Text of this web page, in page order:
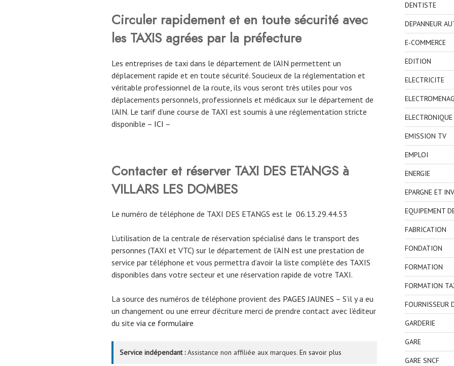
Circuler rapidement et en toute sécurité avec
les TAXIS agrées par la préfecture
Les entreprises de taxi dans le département de l’AIN permettent un
déplacement rapide et en toute sécurité. Soucieux de la réglementation et
véritable professionnel de la route, ils vous seront très utiles pour vos
déplacements personnels, professionnels et médicaux sur le département de
l’AIN. Le tarif d’une course de TAXI est soumis à une réglementation stricte
disponible – ICI –
Contacter et réserver TAXI DES ETANGS à
VILLARS LES DOMBES
Le numéro de téléphone de TAXI DES ETANGS est le 06.13.29.44.53
L’utilisation de la centrale de réservation spécialisé dans le transport des
personnes (TAXI et VTC) sur le département de l’AIN est une prestation de
service par téléphone et vous permettra d’avoir la liste complète des TAXIS
disponibles dans votre secteur et une réservation rapide de votre TAXI.
La source des numéros de téléphone provient des PAGES JAUNES – S’il y a eu
un changement ou une erreur d’écriture merci de prendre contact avec l’éditeur
du site via ce formulaire
Service indépendant :Assistance non affiliée aux marques. En savoir plus
DENTISTE
DEPANNEUR
E-COMMERCE
EDITION
ELECTRICITE
EMISSION TV
EMPLOI
ENERGIE
EPARGNE ET
EQUIPEMENT
FABRICATION
FONDATION
FORMATION
FORMATION
FOURNISSEUR
GARDERIE
GARE
GARE SNCF